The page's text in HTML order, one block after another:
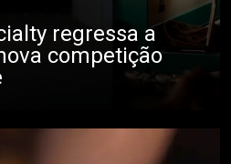
regressa a
competição